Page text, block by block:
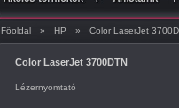
Főoldal » HP » Color LaserJet
Color LaserJet 3700DTN
Lézernyomtató